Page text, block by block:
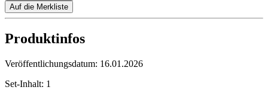
Auf die Merkliste
Produktinfos
Veröffentlichungsdatum: 16.01.2026
Set-Inhalt: 1